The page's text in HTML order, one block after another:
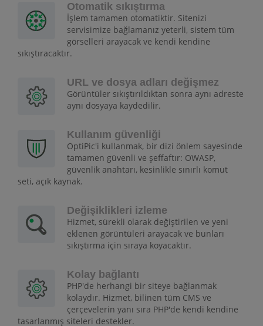
Otomatik sıkıştırma
İşlem tamamen otomatiktir. Sitenizi
servisimize bağlamanız yeterli, sistem tüm
görselleri arayacak ve kendi kendine
sıkıştıracaktır.
URL ve dosya adları değişmez
Görüntüler sıkıştırıldıktan sonra aynı adreste
aynı dosyaya kaydedilir.
Kullanım güvenliği
OptiPic'i kullanmak, bir dizi önlem sayesinde
tamamen güvenli ve şeffaftır: OWASP,
güvenlik anahtarı, kesinlikle sınırlı komut
seti, açık kaynak.
Değişiklikleri izleme
Hizmet, sürekli olarak değiştirilen ve yeni
eklenen görüntüleri arayacak ve bunları
sıkıştırma için sıraya koyacaktır.
Kolay bağlantı
PHP'de herhangi bir siteye bağlanmak
kolaydır. Hizmet, bilinen tüm CMS ve
çerçevelerin yanı sıra PHP'de kendi kendine
tasarlanmış siteleri destekler.